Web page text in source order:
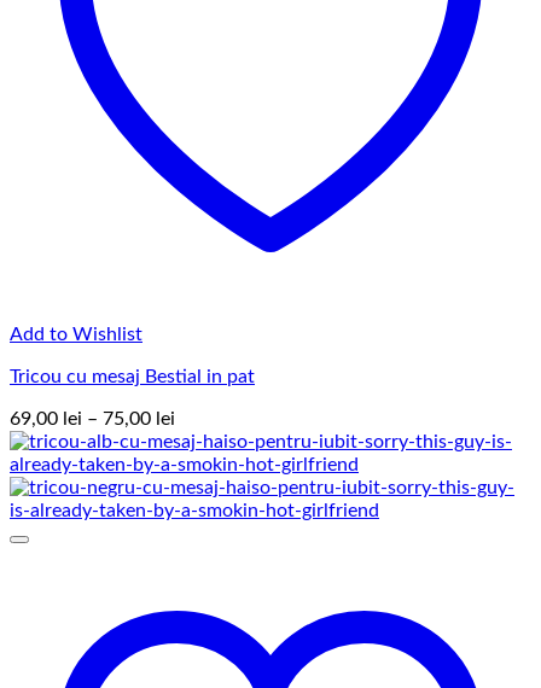
Add to Wishlist
Tricou cu mesaj Bestial in pat
69,00 lei – 75,00 lei
de
prețuri:
69,00 lei
până